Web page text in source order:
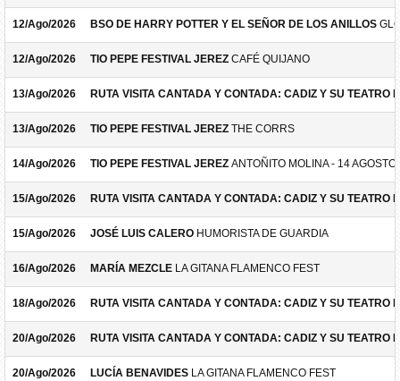
12/Ago/2026 BSO DE HARRY POTTER Y EL SEÑOR DE LOS ANILLOS
12/Ago/2026 TIO PEPE FESTIVAL JEREZ CAFÉ QUIJANO
13/Ago/2026 RUTA VISITA CANTADA Y CONTADA: CADIZ Y SU TEATRO
13/Ago/2026 TIO PEPE FESTIVAL JEREZ THE CORRS
14/Ago/2026 TIO PEPE FESTIVAL JEREZ ANTOÑITO MOLINA - 14 AGOSTO
15/Ago/2026 RUTA VISITA CANTADA Y CONTADA: CADIZ Y SU TEATRO
15/Ago/2026 JOSÉ LUIS CALERO HUMORISTA DE GUARDIA
16/Ago/2026 MARÍA MEZCLE LA GITANA FLAMENCO FEST
18/Ago/2026 RUTA VISITA CANTADA Y CONTADA: CADIZ Y SU TEATRO
20/Ago/2026 RUTA VISITA CANTADA Y CONTADA: CADIZ Y SU TEATRO
20/Ago/2026 LUCÍA BENAVIDES LA GITANA FLAMENCO FEST